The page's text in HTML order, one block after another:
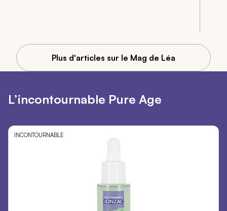
Plus d'articles sur le Mag de Léa
L’incontournable Pure Age